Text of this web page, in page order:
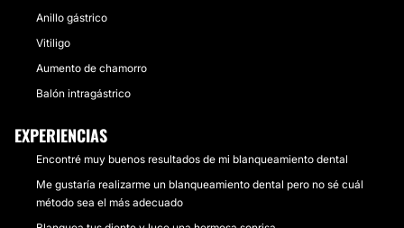
Anillo gástrico
Vitiligo
Aumento de chamorro
Balón intragástrico
EXPERIENCIAS
Encontré muy buenos resultados de mi blanqueamiento dental
Me gustaría realizarme un blanqueamiento dental pero no sé cuál
método sea el más adecuado